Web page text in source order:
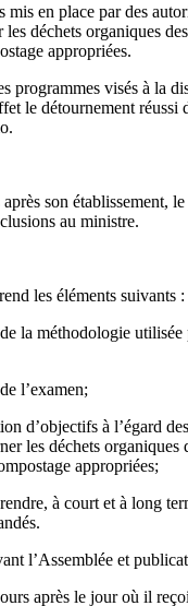
en place par des
déchets organiques
appropriées.
programmes visés à la
le détournement réussi
son établissement,
au ministre.
les éléments suivants :
la méthodologie utilisée
l’examen;
d’objectifs à l’égard
les déchets organiques
appropriées;
à court et à long
l’Assemblée et
après le jour où il